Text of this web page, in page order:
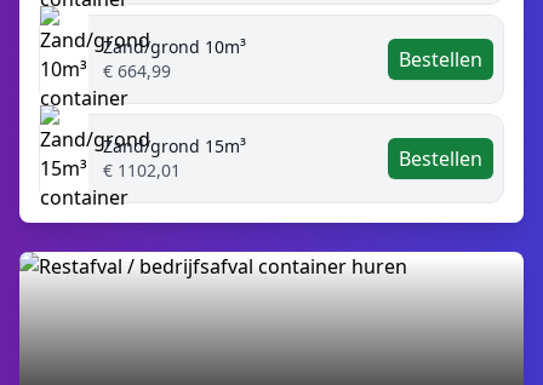
Zand/grond 10m³
€ 664,99
Bestellen
Zand/grond 15m³
€ 1102,01
Bestellen